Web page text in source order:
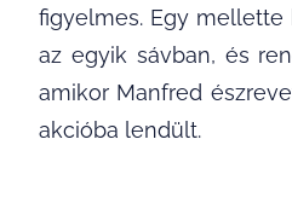
figyelmes. Egy mellette
az egyik sávban, és
amikor Manfred
akcióba lendült.